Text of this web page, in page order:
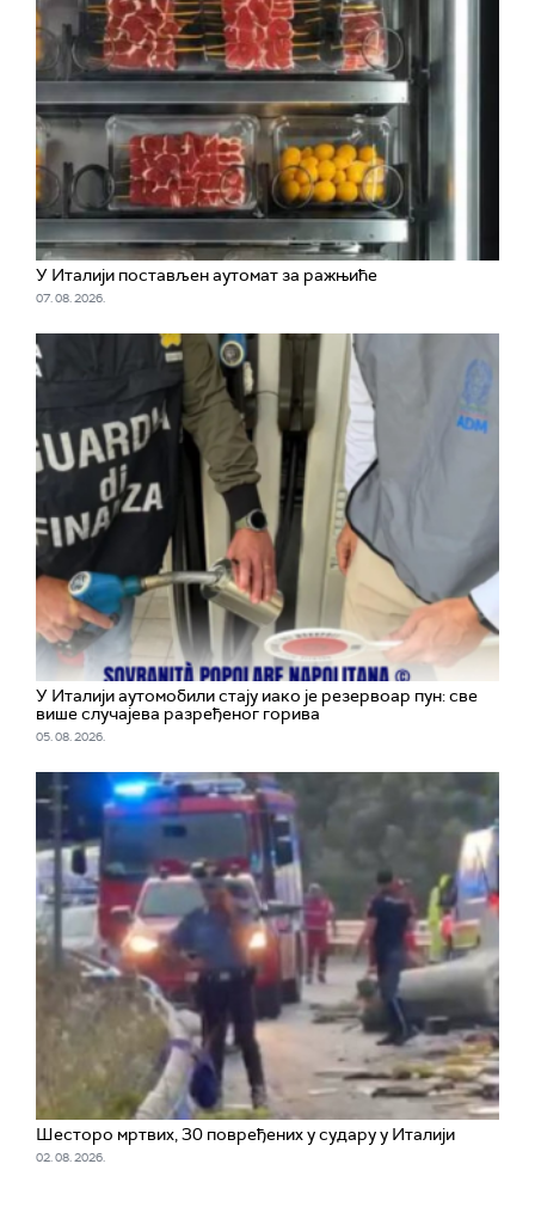
У Италији постављен аутомат за ражњиће
07. 08. 2026.
У Италији аутомобили стају иако је резервоар пун: све
више случајева разређеног горива
05. 08. 2026.
Шесторо мртвих, 30 повређених у судару у Италији
02. 08. 2026.